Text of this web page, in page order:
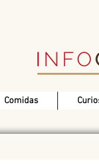
Comidas